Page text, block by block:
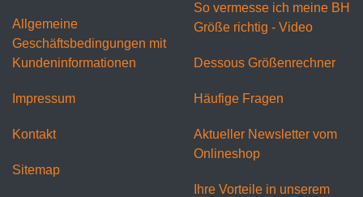
Allgemeine
Geschäftsbedingungen mit
Kundeninformationen
Impressum
Kontakt
Sitemap
So vermesse ich meine BH
Größe richtig - Video
Dessous Größenrechner
Häufige Fragen
Aktueller Newsletter vom
Onlineshop
Ihre Vorteile in unserem